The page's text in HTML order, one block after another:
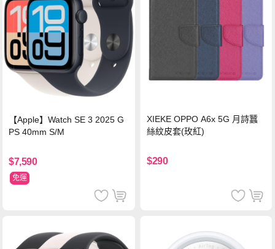
【Apple】Watch SE 3 2025 G
PS 40mm S/M
$7,590
免運
XIEKE OPPO A6x 5G 月詩蠶
絲紋皮套(玫紅)
$290